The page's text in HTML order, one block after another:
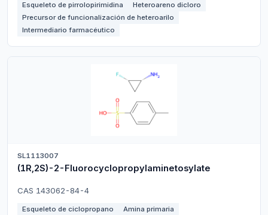
Esqueleto de pirrolopirimidina
Heteroareno dicloro
Precursor de funcionalización de heteroarilo
Intermediario farmacéutico
SL1113007
(1R,2S)-2-Fluorocyclopropylaminetosylate
CAS 143062-84-4
Esqueleto de ciclopropano
Amina primaria